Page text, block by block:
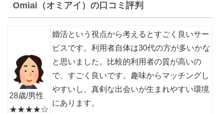
Omiai（オミアイ）の口コミ評判
28歳/男性
★★★★☆
婚活という視点から考えるとすごく良いサー
ビスです。利用者自体は30代の方が多いかな
と思いました。比較的利用者の質が高いの
で、すごく良いです。趣味からマッチングし
やすいし、真剣な出会いが生まれやすい環境
にあります。